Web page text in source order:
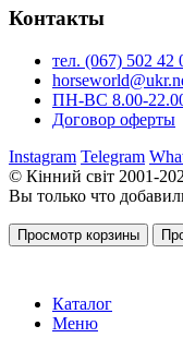
Контакты
тел. (067) 502 42
ПН-ВС 8.00-
Договор оферты
Instagram Telegram
© Кінний світ 2001-
Вы только что
Просмотр корзины
Каталог
Меню